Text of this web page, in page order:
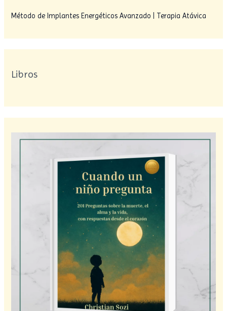
Método de Implantes Energéticos Avanzado | Terapia Atávica
Libros